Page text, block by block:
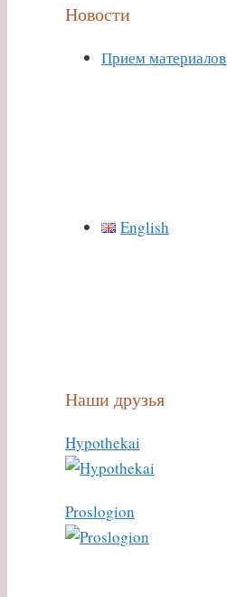
Новости
Прием материалов
English
Наши друзья
Hypothekai
Proslogion